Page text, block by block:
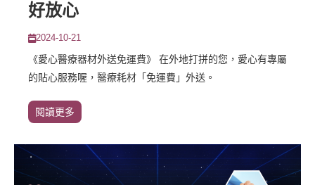
好放心
2024-10-21
《愛心醫療器材外送免運費》 在外地打拼的您，愛心有專屬
的貼心服務喔，醫療耗材「免運費」外送。
閱讀更多